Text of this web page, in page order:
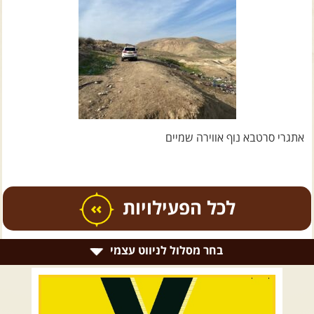
צרו קשר עם שבילים
אודות יואב קווה והאתר שבילים
אתגרי סרטבא נוף אווירה שמיים
כל הפעילויות
. טיולים מודרכים בארץ .
בחר מסלול לניווט עצמי
רמת הגולן וגליל עליון